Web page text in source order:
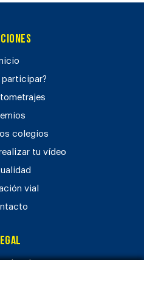
participar?
colegios
tu vídeo
vial
legal
privacidad